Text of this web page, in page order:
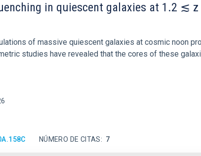
in quiescent galaxies at 1.2 ≲
of massive quiescent galaxies at cosmic noon
studies have revealed that the cores of these
NÚMERO DE CITAS 7